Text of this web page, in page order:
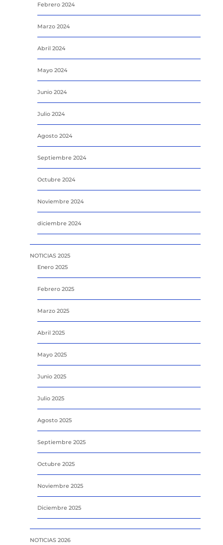
Febrero 2024
Marzo 2024
Abril 2024
Mayo 2024
Junio 2024
Julio 2024
Agosto 2024
Septiembre 2024
Octubre 2024
Noviembre 2024
diciembre 2024
NOTICIAS 2025
Enero 2025
Febrero 2025
Marzo 2025
Abril 2025
Mayo 2025
Junio 2025
Julio 2025
Agosto 2025
Septiembre 2025
Octubre 2025
Noviembre 2025
Diciembre 2025
NOTICIAS 2026